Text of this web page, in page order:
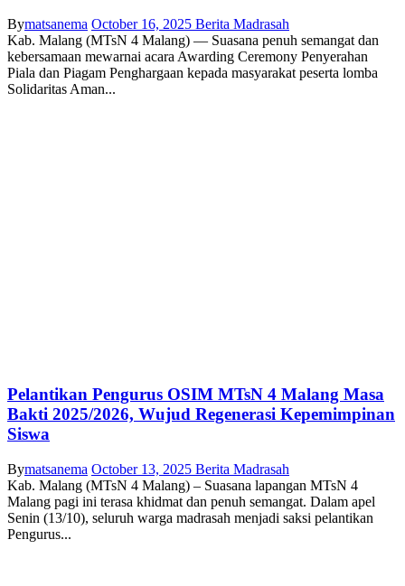
Bymatsanema October 16, 2025 Berita Madrasah
Kab. Malang (MTsN 4 Malang) — Suasana penuh semangat dan
kebersamaan mewarnai acara Awarding Ceremony Penyerahan
Piala dan Piagam Penghargaan kepada masyarakat peserta lomba
Solidaritas Aman...
Pelantikan Pengurus OSIM MTsN 4 Malang Masa
Bakti 2025/2026, Wujud Regenerasi Kepemimpinan
Siswa
Bymatsanema October 13, 2025 Berita Madrasah
Kab. Malang (MTsN 4 Malang) – Suasana lapangan MTsN 4
Malang pagi ini terasa khidmat dan penuh semangat. Dalam apel
Senin (13/10), seluruh warga madrasah menjadi saksi pelantikan
Pengurus...